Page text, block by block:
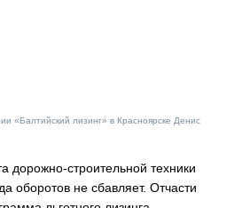
«Балтийский лизинг» в Красноярске Денис
дорожно-строительной техники
оборотов не сбавляет. Отчасти